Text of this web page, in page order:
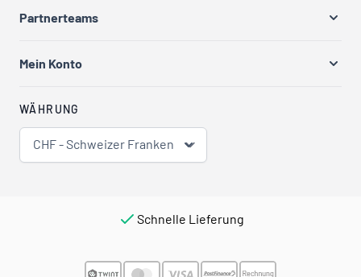
Partnerteams
Mein Konto
WÄHRUNG
CHF - Schweizer Franken
Schnelle Lieferung